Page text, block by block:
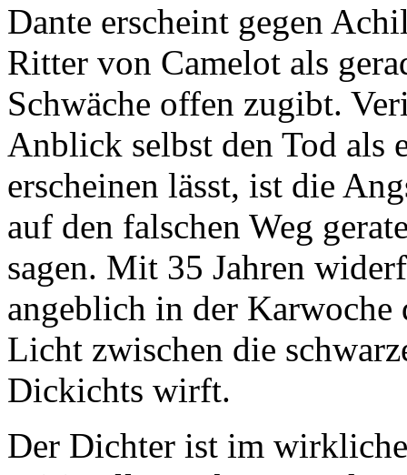
Dante erscheint gegen
Ritter von Camelot als
Schwäche offen zugibt.
Anblick selbst den Tod als
erscheinen lässt, ist die
auf den falschen Weg
sagen. Mit 35 Jahren
angeblich in der Karwoche
Licht zwischen die
Dickichts wirft.
Der Dichter ist im